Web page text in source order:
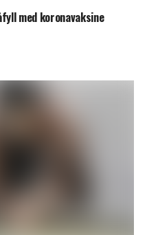
med koronavaksine